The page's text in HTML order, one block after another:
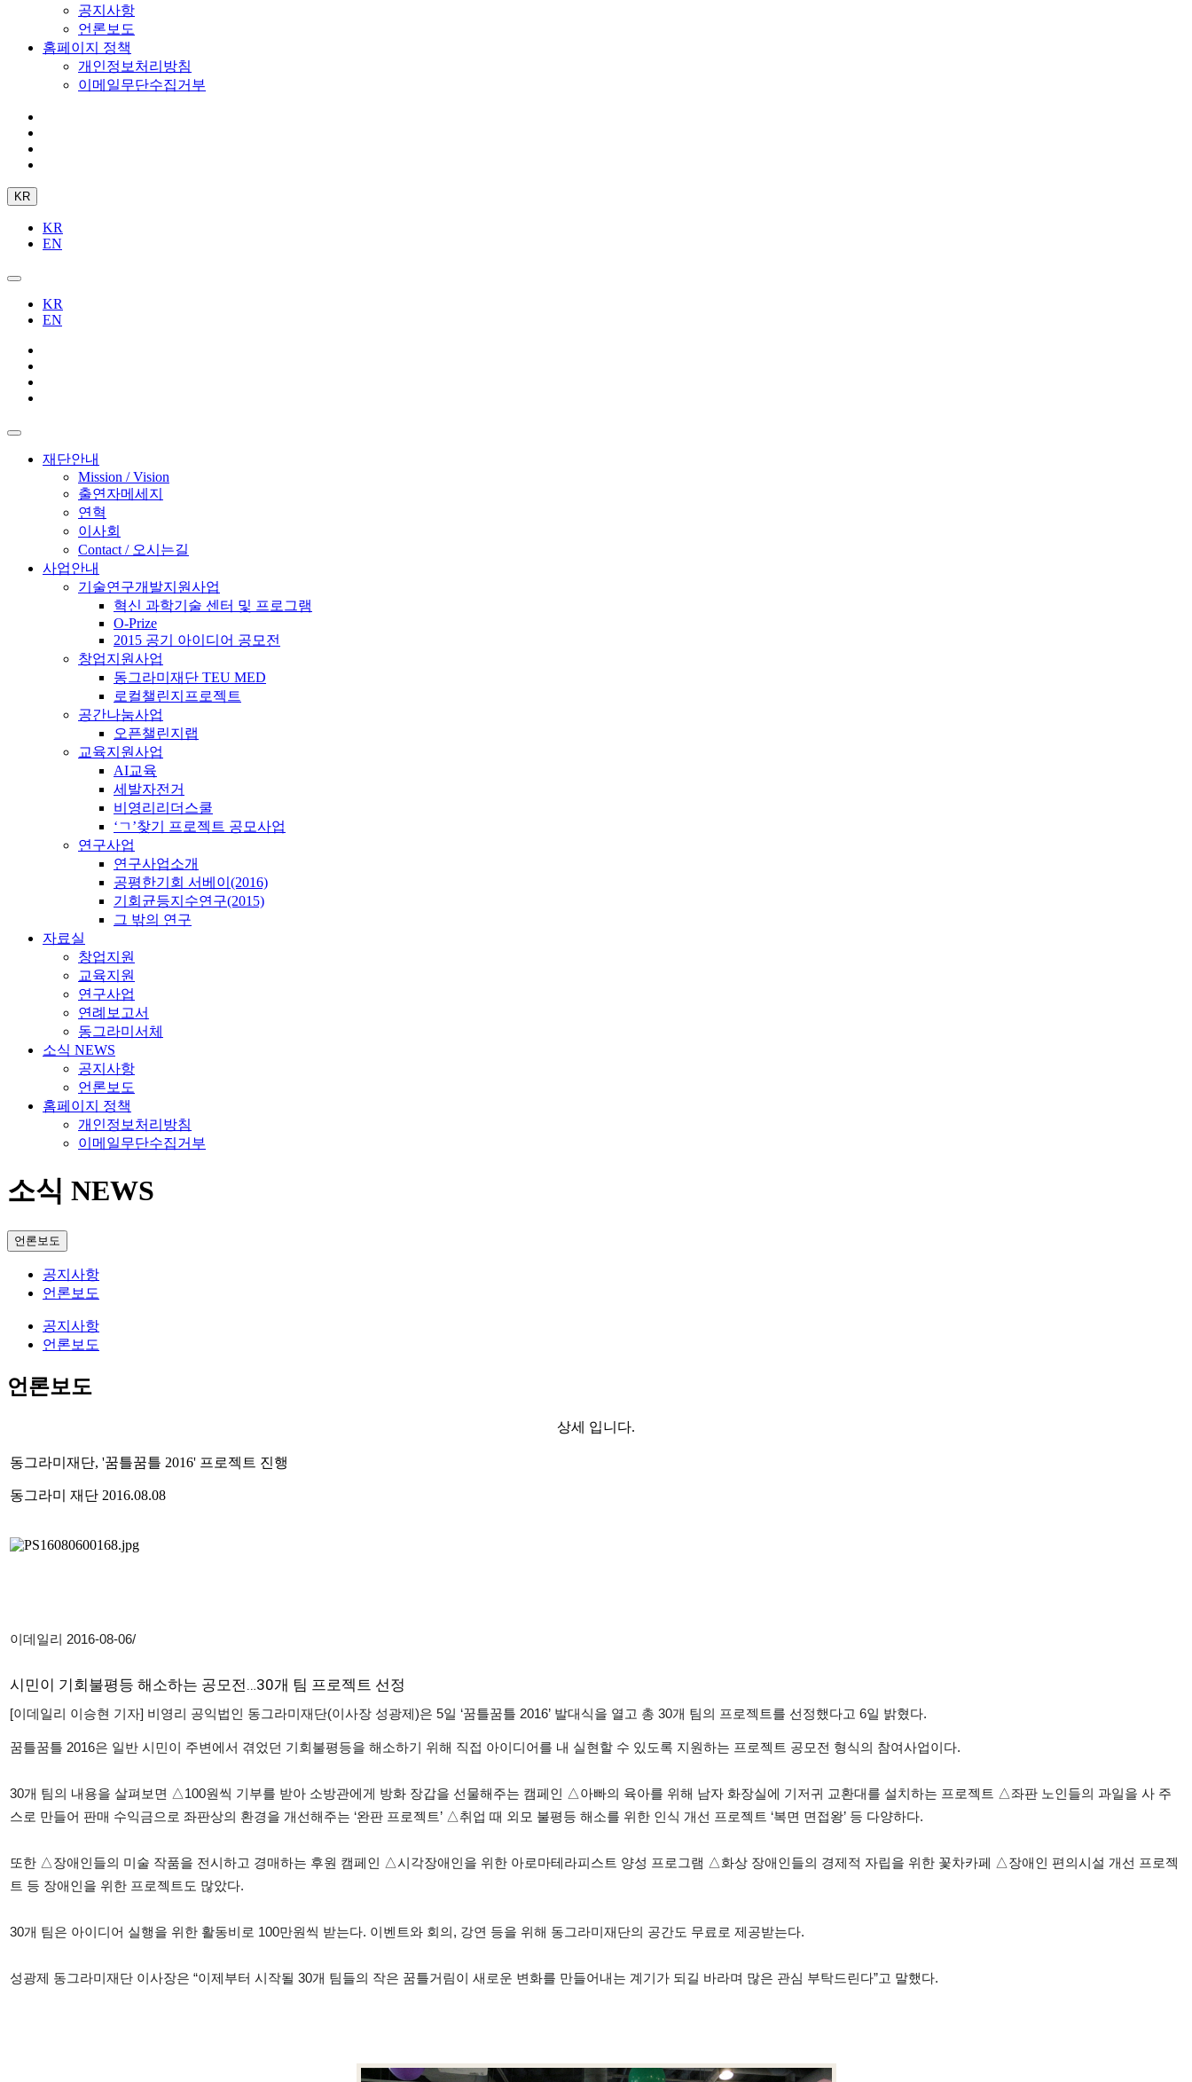
공지사항
언론보도
홈페이지 정책
개인정보처리방침
이메일무단수집거부
KR
KR
EN
KR
EN
재단안내
Mission / Vision
출연자메세지
연혁
이사회
Contact / 오시는길
사업안내
기술연구개발지원사업
혁신 과학기술 센터 및 프로그램
O-Prize
2015 공기 아이디어 공모전
창업지원사업
동그라미재단 TEU MED
로컬챌린지프로젝트
공간나눔사업
오픈챌린지랩
교육지원사업
AI교육
세발자전거
비영리리더스쿨
‘ㄱ’찾기 프로젝트 공모사업
연구사업
연구사업소개
공평한기회 서베이(2016)
기회균등지수연구(2015)
그 밖의 연구
자료실
창업지원
교육지원
연구사업
연례보고서
동그라미서체
소식 NEWS
공지사항
언론보도
홈페이지 정책
개인정보처리방침
이메일무단수집거부
소식 NEWS
언론보도
공지사항
언론보도
공지사항
언론보도
언론보도
상세 입니다.
동그라미재단, '꿈틀꿈틀 2016' 프로젝트 진행
동그라미 재단 2016.08.08
이데일리 2016-08-06/
시민이 기회불평등 해소하는 공모전…30개 팀 프로젝트 선정
[이데일리 이승현 기자] 비영리 공익법인 동그라미재단(이사장 성광제)은 5일 ‘꿈틀꿈틀 2016’ 발대식을 열고 총 30개 팀의 프로젝트를 선정했다고 6일 밝혔다.
꿈틀꿈틀 2016은 일반 시민이 주변에서 겪었던 기회불평등을 해소하기 위해 직접 아이디어를 내 실현할 수 있도록 지원하는 프로젝트 공모전 형식의 참여사업이다.
30개 팀의 내용을 살펴보면 △100원씩 기부를 받아 소방관에게 방화 장갑을 선물해주는 캠페인 △아빠의 육아를 위해 남자 화장실에 기저귀 교환대를 설치하는 프로젝트 △좌판 노인들의 과일을 사 주
스로 만들어 판매 수익금으로 좌판상의 환경을 개선해주는 ‘완판 프로젝트’ △취업 때 외모 불평등 해소를 위한 인식 개선 프로젝트 ‘복면 면접왕’ 등 다양하다.
또한 △장애인들의 미술 작품을 전시하고 경매하는 후원 캠페인 △시각장애인을 위한 아로마테라피스트 양성 프로그램 △화상 장애인들의 경제적 자립을 위한 꽃차카페 △장애인 편의시설 개선 프로젝
트 등 장애인을 위한 프로젝트도 많았다.
30개 팀은 아이디어 실행을 위한 활동비로 100만원씩 받는다. 이벤트와 회의, 강연 등을 위해 동그라미재단의 공간도 무료로 제공받는다.
성광제 동그라미재단 이사장은 “이제부터 시작될 30개 팀들의 작은 꿈틀거림이 새로운 변화를 만들어내는 계기가 되길 바라며 많은 관심 부탁드린다”고 말했다.